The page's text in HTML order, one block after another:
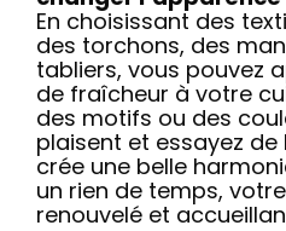
En choisissant des
des torchons, des
tabliers, vous pouvez
de fraîcheur à votre
des motifs ou des
plaisent et essayez de
crée une belle
un rien de temps,
renouvelé et